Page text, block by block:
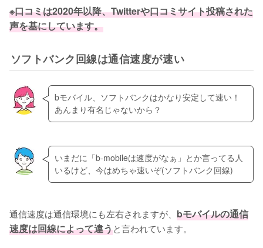
※口コミは2020年以降、Twitterや口コミサイト投稿された
声を基にしています。
ソフトバンク回線は通信速度が速い
bモバイル、ソフトバンクはかなり安定して速い！
あんまり有名じゃないから？
いまだに「b-mobileは速度がなぁ」とか言ってる人
いるけど、今はめちゃ速いぞ(ソフトバンク回線)
通信速度は通信環境にも左右されますが、 bモバイルの通信
速度は回線によって違うと言われています。